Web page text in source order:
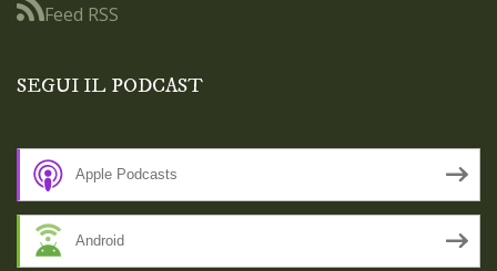
Feed RSS
SEGUI IL PODCAST
Apple Podcasts
Android